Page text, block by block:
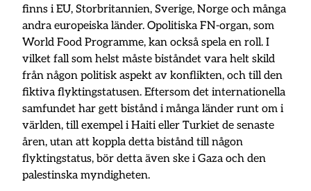
finns i EU, Storbritannien, Sverige, Norge och många
andra europeiska länder. Opolitiska FN-organ, som
World Food Programme, kan också spela en roll. I
vilket fall som helst måste biståndet vara helt skild
från någon politisk aspekt av konflikten, och till den
fiktiva flyktingstatusen. Eftersom det internationella
samfundet har gett bistånd i många länder runt om i
världen, till exempel i Haiti eller Turkiet de senaste
åren, utan att koppla detta bistånd till någon
flyktingstatus, bör detta även ske i Gaza och den
palestinska myndigheten.